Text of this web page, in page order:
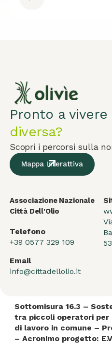
Pronto a vivere
diversa?
Scopri i percorsi sulla
Mappa Interattiva
Associazione Nazionale
Città Dell'Olio
Telefono
+39 0577 329 109
Email
info@cittadellolio.it
Sottomisura 16.3 –
tra piccoli operatori per
di lavoro in comune –
– Acronimo progetto: